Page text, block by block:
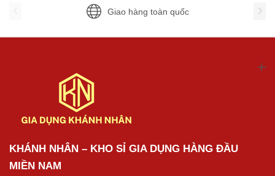
Giao hàng toàn quốc
KHÁNH NHÂN – KHO SỈ GIA DỤNG HÀNG ĐẦU
MIỀN NAM